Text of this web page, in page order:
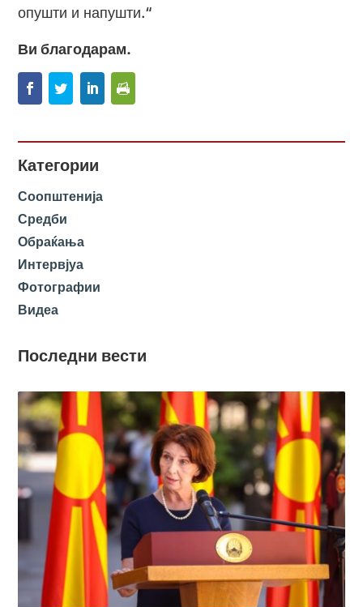
опушти и напушти.“
Ви благодарам.
Категории
Соопштенија
Средби
Обраќања
Интервјуа
Фотографии
Видеа
Последни вести